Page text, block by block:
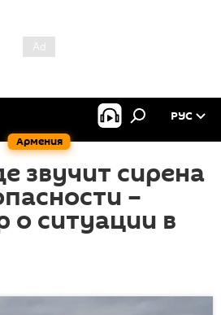
Армения
РУС
звучит сирена
–
о ситуации в